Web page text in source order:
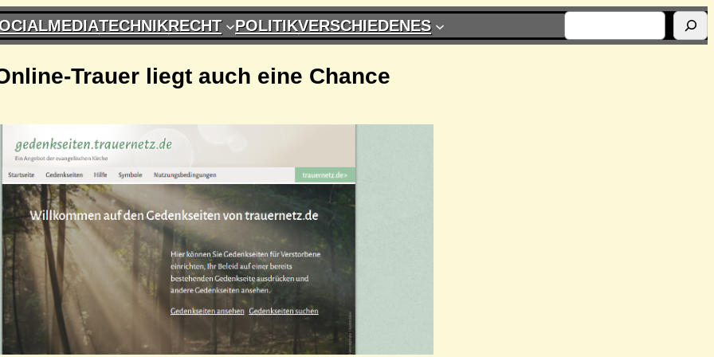
TECHNIKRECHT POLITIKVERSCHIEDENES
Trauer liegt auch eine Chance